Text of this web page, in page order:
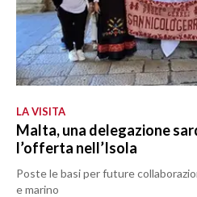
LA VISITA
Malta, una delegazione
l’offerta nell’Isola
Poste le basi per future
e marino